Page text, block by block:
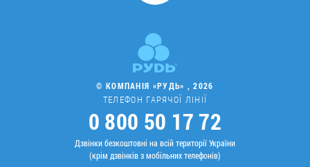
© КОМПАНІЯ «РУДЬ» , 2026
ТЕЛЕФОН ГАРЯЧОЇ ЛІНІЇ
0 800 50 17 72
Дзвінки безкоштовні на всій території України
(крім дзвінків з мобільних телефонів)